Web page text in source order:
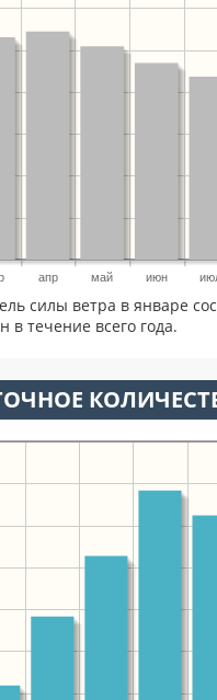
апр май июн
силы ветра в январе
в течение всего года.